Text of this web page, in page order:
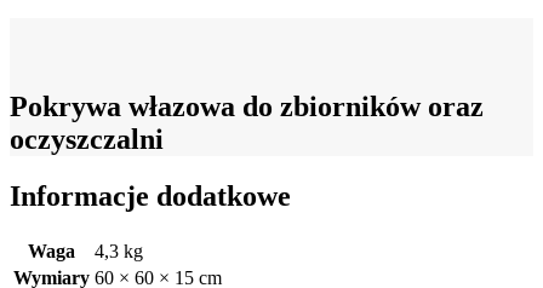
Pokrywa włazowa do zbiorników oraz
oczyszczalni
Informacje dodatkowe
Waga
4,3 kg
Wymiary 60 × 60 × 15 cm